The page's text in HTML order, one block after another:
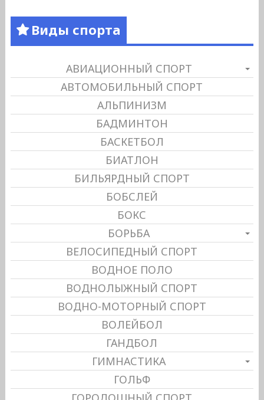
Виды спорта
АВИАЦИОННЫЙ СПОРТ
АВТОМОБИЛЬНЫЙ СПОРТ
АЛЬПИНИЗМ
БАДМИНТОН
БАСКЕТБОЛ
БИАТЛОН
БИЛЬЯРДНЫЙ СПОРТ
БОБСЛЕЙ
БОКС
БОРЬБА
ВЕЛОСИПЕДНЫЙ СПОРТ
ВОДНОЕ ПОЛО
ВОДНОЛЫЖНЫЙ СПОРТ
ВОДНО-МОТОРНЫЙ СПОРТ
ВОЛЕЙБОЛ
ГАНДБОЛ
ГИМНАСТИКА
ГОЛЬФ